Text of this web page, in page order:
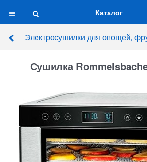
Каталог
Электросушилки для овощей,
Сушилка